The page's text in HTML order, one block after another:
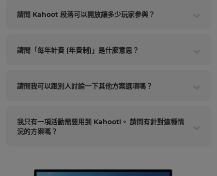
請問 Kahoot 段落可以開放讓多少玩家參與？
請問「每年計費 (年費制)」是什麼意思？
請問我可以跟別人討論一下其他方案選項嗎？
我只有一項活動需要用到 Kahoot!。 請問有針對這種情
況的方案嗎？